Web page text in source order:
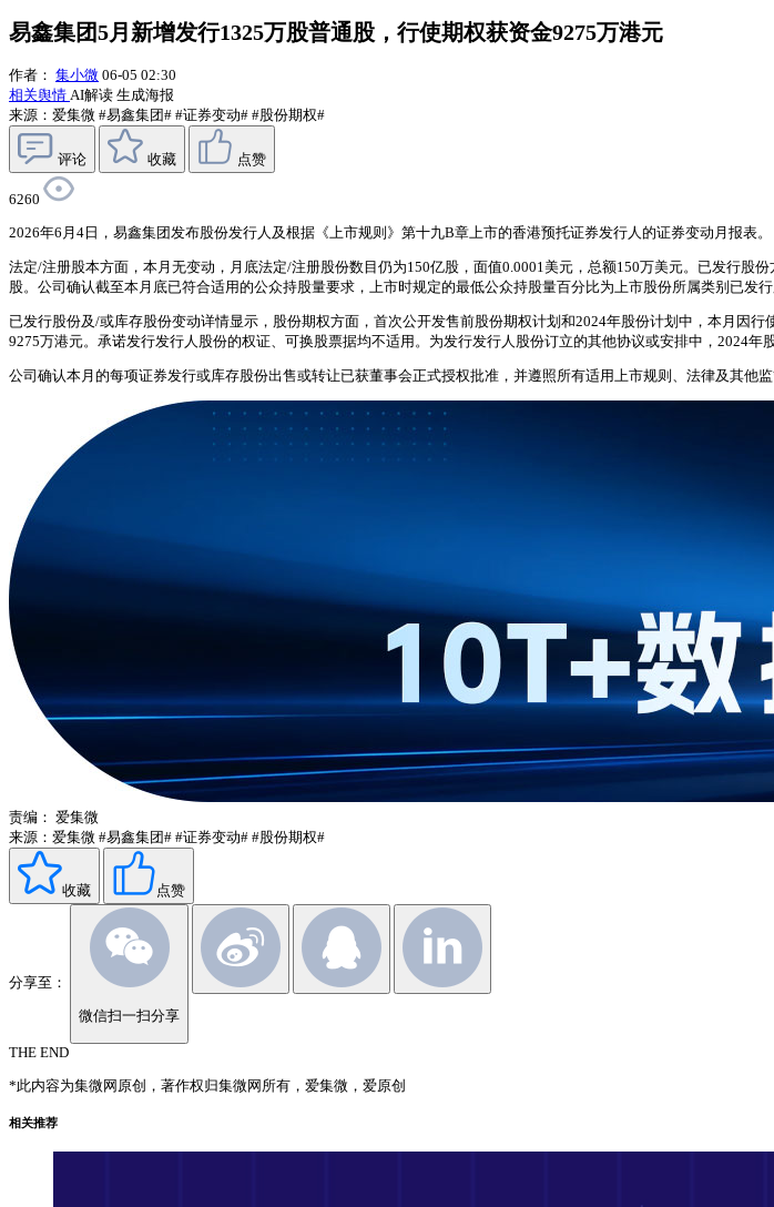
易鑫集团5月新增发行1325万股普通股，行使期权获资金9275万港元
作者： 集小微 06-05 02:30
相关舆情 AI解读 生成海报
来源：爱集微 #易鑫集团# #证券变动# #股份期权#
评论 收藏 点赞
6260
2026年6月4日，易鑫集团发布股份发行人及根据《上市规则》第十九B章上市的香港预托证券发行人的证券变动月报表。
法定/注册股本方面，本月无变动，月底法定/注册股份数目仍为150亿股，面值0.0001美元，总额150万美元。已发行股
股。公司确认截至本月底已符合适用的公众持股量要求，上市时规定的最低公众持股量百分比为上市股份所属类别已发
已发行股份及/或库存股份变动详情显示，股份期权方面，首次公开发售前股份期权计划和2024年股份计划中，本月因
9275万港元。承诺发行发行人股份的权证、可换股票据均不适用。为发行发行人股份订立的其他协议或安排中，2024年
公司确认本月的每项证券发行或库存股份出售或转让已获董事会正式授权批准，并遵照所有适用上市规则、法律及其他监
责编： 爱集微
来源：爱集微 #易鑫集团# #证券变动# #股份期权#
收藏 点赞
分享至：
微信扫一扫分享
THE END
*此内容为集微网原创，著作权归集微网所有，爱集微，爱原创
相关推荐